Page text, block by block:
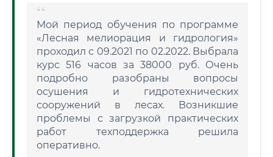
Мой период обучения по программе
«Лесная мелиорация и гидрология»
проходил с 09.2021 по 02.2022. Выбрала
курс 516 часов за 38000 руб. Очень
подробно разобраны вопросы
осушения и гидротехнических
сооружений в лесах. Возникшие
проблемы с загрузкой практических
работ техподдержка решила
оперативно.